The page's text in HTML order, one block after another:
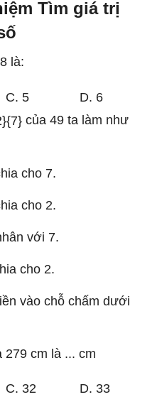
Tìm giá trị
là:
C. 5
D. 6
của 49 ta làm như
cho 7.
cho 2.
với 7.
cho 2.
vào chỗ chấm dưới
cm là ... cm
C. 32
D. 33